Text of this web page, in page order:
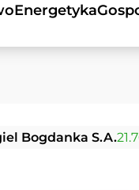
Energetyka
S.A.21.70